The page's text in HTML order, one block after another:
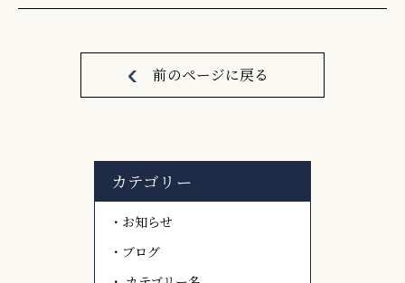
前のページに戻る
カテゴリー
お知らせ
ブログ